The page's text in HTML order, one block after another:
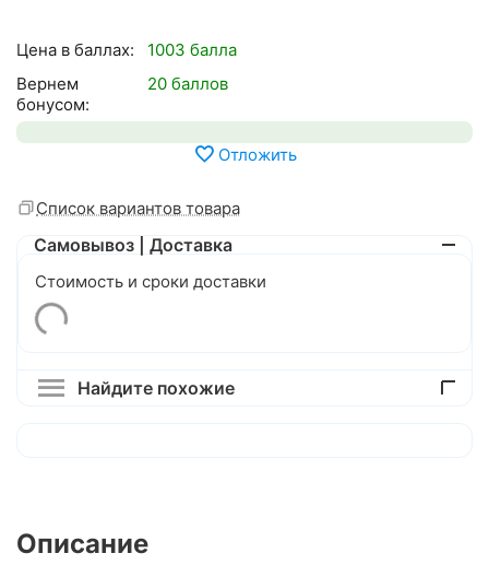
Цена в баллах:
1003 балла
Вернем
бонусом:
20 баллов
Отложить
Список вариантов товара
Самовывоз | Доставка
Стоимость и сроки доставки
Найдите похожие
Описание